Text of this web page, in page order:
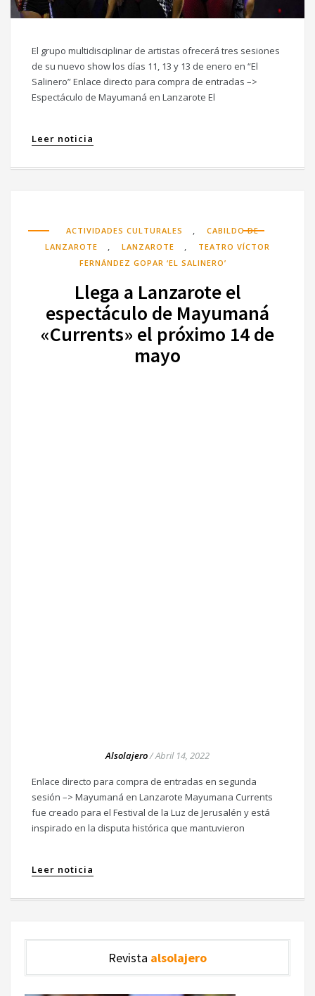
El grupo multidisciplinar de artistas ofrecerá tres sesiones
de su nuevo show los días 11, 13 y 13 de enero en “El
Salinero” Enlace directo para compra de entradas –>
Espectáculo de Mayumaná en Lanzarote El
Leer noticia
ACTIVIDADES CULTURALES ,
CABILDO DE
LANZAROTE
, LANZAROTE ,
TEATRO VÍCTOR
FERNÁNDEZ GOPAR ‘EL SALINERO’
Llega a Lanzarote el
espectáculo de Mayumaná
«Currents» el próximo 14 de
mayo
Alsolajero/Abril 14, 2022
Enlace directo para compra de entradas en segunda
sesión –> Mayumaná en Lanzarote Mayumana Currents
fue creado para el Festival de la Luz de Jerusalén y está
inspirado en la disputa histórica que mantuvieron
Leer noticia
Revista alsolajero